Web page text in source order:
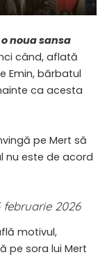
o noua sansa
când, aflată
Emin, bărbatul
ca acesta
pe Mert să
nu este de acord
2026
motivul,
pe sora lui Mert